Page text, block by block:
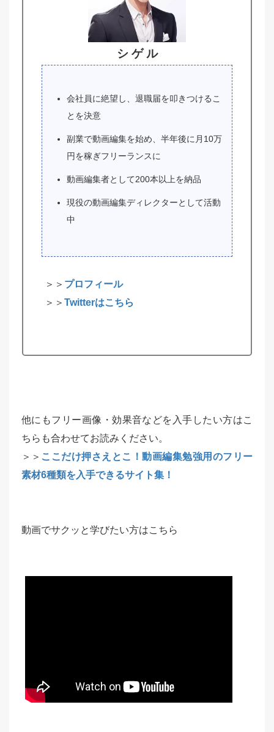
シ ゲ ル
会社員に絶望し、退職届を叩きつけるこ
とを決意
副業で動画編集を始め、半年後に月10万
円を稼ぎフリーランスに
動画編集者として200本以上を納品
現役の動画編集ディレクターとして活動
中
＞＞ プロフィール
＞＞ Twitterはこちら
他にもフリー画像・効果音などを入手したい方はこ
ちらも合わせてお読みください。
＞＞ ここだけ押さえとこ！動画編集勉強用のフリー
素材6種類を入手できるサイト集！
動画でサクッと学びたい方はこちら